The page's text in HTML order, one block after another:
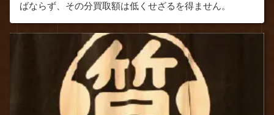
ばならず、その分買取額は低くせざるを得ません。